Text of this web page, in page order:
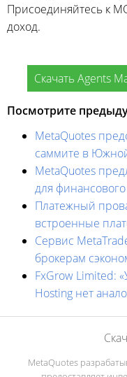
Присоединяйтесь к
доход.
Скачать Agents
Посмотрите
MetaQuotes
саммите в
MetaQuotes
для
Платежный
встроенные
Сервис
брокерам
FxGrow Limited:
Hosting нет
MetaQuotes